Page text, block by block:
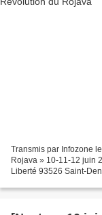
Transmis par Infozone
Rojava » 10-11-12 juin
Liberté 93526 Saint-